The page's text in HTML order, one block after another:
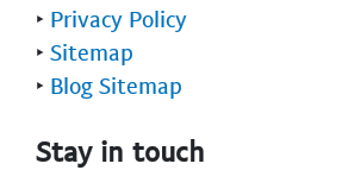
‣ Privacy Policy
‣ Sitemap
‣ Blog Sitemap
Stay in touch